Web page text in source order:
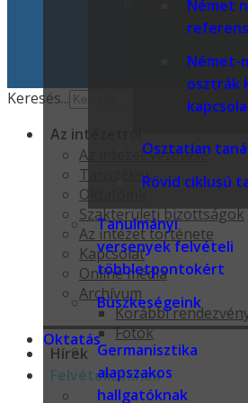
Német
Német-
osztrák
Osztatlan
Rövid ciklusú
Tanulmányi
versenyek felvételi
többletpontokért
Büszkeségeink
Oktatás
Germanisztika
alapszakos
hallgatóknak
Postacím: 8201
Keresés...
Az intézetről
Az intézet vezetése
Tanszékek
Oktatóink
Szakterületi bizottságok
Az intézet története
Kapcsolat
Online média
Archívum
Korábbi
Fotók
Hírek
Felvételizőknek
Kollégiumok